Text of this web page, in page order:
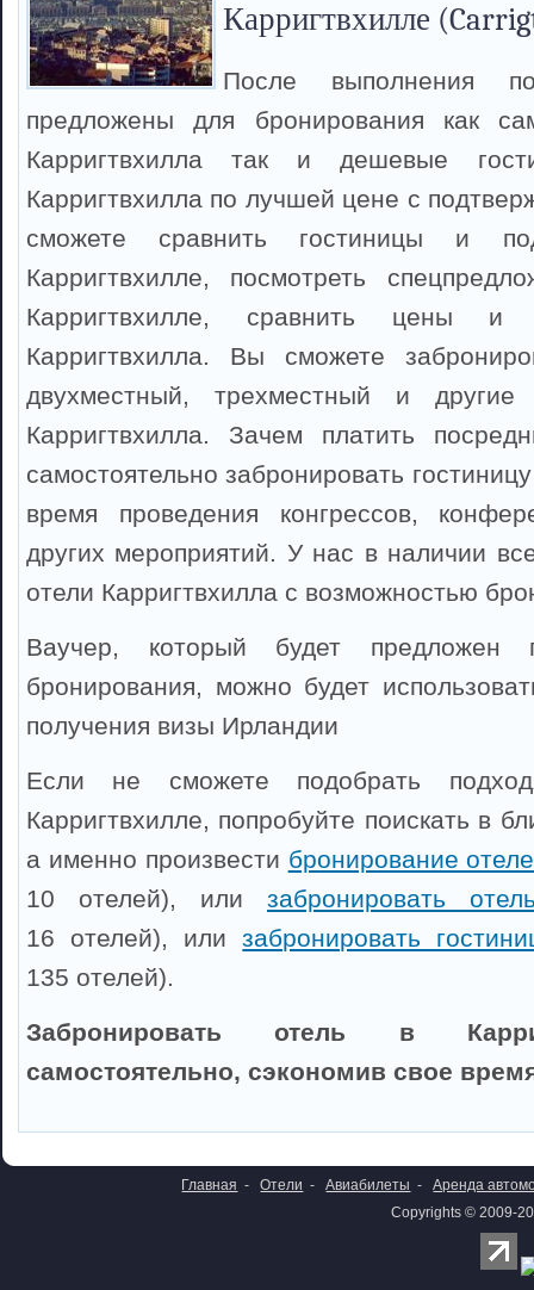
Карригтвхилле
После выполнения
предложены для бронирования как
Карригтвхилла так и дешевые
Карригтвхилла по лучшей цене с
сможете сравнить гостиницы и
Карригтвхилле, посмотреть
Карригтвхилле, сравнить цены и
Карригтвхилла. Вы сможете
двухместный, трехместный и
Карригтвхилла. Зачем платить
самостоятельно забронировать
время проведения конгрессов,
других мероприятий. У нас в наличии
отели Карригтвхилла с возможностью
Ваучер, который будет предложен
бронирования, можно будет
получения визы Ирландии
Если не сможете подобрать
Карригтвхилле, попробуйте поискать в
а именно произвести бронирование
10 отелей), или забронировать
16 отелей), илизабронировать
135 отелей).
Забронировать отель в
самостоятельно, сэкономив свое
Главная - Отели - Авиабилеты -
Аренда
Copyrights © 2009-